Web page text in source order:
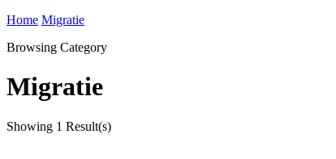
Home Migratie
Browsing Category
Migratie
Showing 1 Result(s)